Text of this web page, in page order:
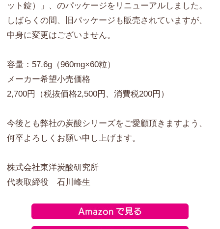
ット錠）」、のパッケージをリニューアルしました。
しばらくの間、旧パッケージも販売されていますが、
中身に変更はございません。
容量：57.6g（960mg×60粒）
メーカー希望小売価格
2,700円（税抜価格2,500円、消費税200円）
今後とも弊社の炭酸シリーズをご愛顧頂きますよう、
何卒よろしくお願い申し上げます。
株式会社東洋炭酸研究所
代表取締役 石川峰生